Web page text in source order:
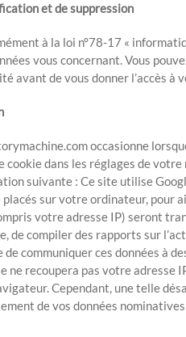
et de suppression
à la loi n°78-17 «
vous concernant. Vous
avant de vous donner l’accès à
occasionne
dans les réglages de
suivante : Ce site utilise
sur votre ordinateur, pour
votre adresse IP) seront
de compiler des rapports sur
communiquer ces données à
ne recoupera pas votre
Cependant, une telle
de vos données